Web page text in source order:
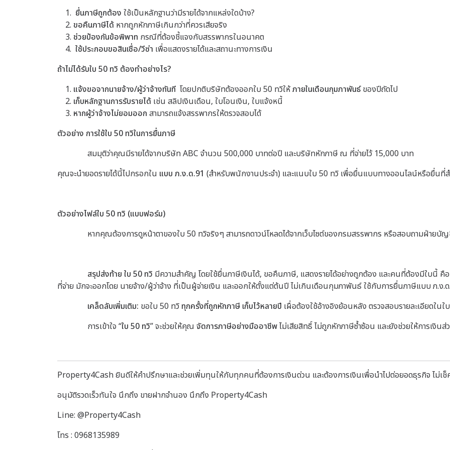
ยื่นภาษีถูกต้อง ใช้เป็นหลักฐานว่ามีรายได้จากแหล่งใดบ้าง?
ขอคืนภาษีได้ หากถูกหักภาษีเกินกว่าที่ควรเสียจริง
ช่วยป้องกันข้อพิพาท กรณีที่ต้องชี้แจงกับสรรพากรในอนาคต
ใช้ประกอบขอสินเชื่อ/วีซ่า เพื่อแสดงรายได้และสถานะทางการเงิน
ถ้าไม่ได้รับใบ 50 ทวิ ต้องทำอย่างไร?
แจ้งขอจากนายจ้าง/ผู้ว่าจ้างทันที โดยปกติบริษัทต้องออกใบ 50 ทวิให้ภายในเดือนกุมภาพันธ์ของปีถัดไป
เก็บหลักฐานการรับรายได้ เช่น สลิปเงินเดือน, ใบโอนเงิน, ใบแจ้งหนี้
หากผู้ว่าจ้างไม่ยอมออก สามารถแจ้งสรรพากรให้ตรวจสอบได้
ตัวอย่าง การใช้ใบ 50 ทวิในการยื่นภาษี
สมมุติว่าคุณมีรายได้จากบริษัท ABC จำนวน 500,000 บาทต่อปี และบริษัทหักภาษี ณ ที่จ่ายไว้ 15,000 บาท
คุณจะนำยอดรายได้นี้ไปกรอกใน แบบ ภ.ง.ด.91 (สำหรับพนักงานประจำ) และแนบใบ 50 ทวิ เพื่อยื่นแบบทางออนไลน์หรือยื่นที่
ตัวอย่างไฟล์ใบ 50 ทวิ (แบบฟอร์ม)
หากคุณต้องการดูหน้าตาของใบ 50 ทวิจริงๆ สามารถดาวน์โหลดได้จากเว็บไซต์ของกรมสรรพากร หรือสอบถามฝ่าย
สรุปส่งท้าย ใบ 50 ทวิ มีความสำคัญ โดยใช้ยื่นภาษีเงินได้, ขอคืนภาษี, แสดงรายได้อย่างถูกต้อง และคนที่ต้องมีใบนี้
ที่จ่าย มักจะออกโดย นายจ้าง/ผู้ว่าจ้าง ที่เป็นผู้จ่ายเงิน และออกให้ตั้งแต่ต้นปี ไม่เกินเดือนกุมภาพันธ์ ใช้กับการยื่นภาษีแบบ ภ.ง.
เคล็ดลับเพิ่มเติม: ขอใบ 50 ทวิ ทุกครั้งที่ถูกหักภาษี เก็บไว้หลายปี เผื่อต้องใช้อ้างอิงย้อนหลัง ตรวจสอบรายละเอียดใ
การเข้าใจ “ใบ 50 ทวิ” จะช่วยให้คุณ จัดการภาษีอย่างมืออาชีพไม่เสียสิทธิ์ ไม่ถูกหักภาษีซ้ำซ้อน และยังช่วยให้การเงิ
Property4Cash ยินดีให้คำปรึกษาและช่วยเพิ่มทุนให้กับทุกคนที่ต้องการเงินด่วน และต้องการเงินเพื่อนำไปต่อยอดธุรกิจ ไม่เช็
อนุมัติรวดเร็วทันใจ นึกถึง ขายฝากจำนอง นึกถึง Property4Cash
Line: @Property4Cash
โทร : 0968135989